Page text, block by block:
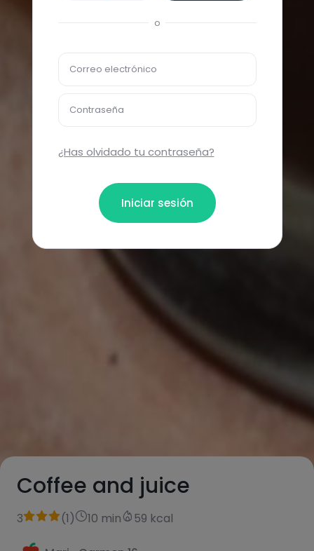
Coffee and juice
3 (1) 10 min 59 kcal
o
Correo electrónico
Contraseña
¿Has olvidado tu contraseña?
Iniciar sesión